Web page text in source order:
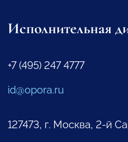
Исполнительная
+7 (495) 247 4777
id@opora.ru
127473, г. Москва, 2-й